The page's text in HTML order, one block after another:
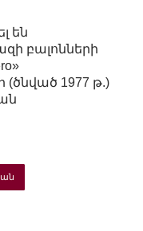
են
բալոնների
(ծնված 1977 թ.)